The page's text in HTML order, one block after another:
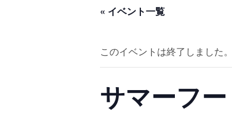
« イベント一覧
このイベントは終了しました。
サマーフ